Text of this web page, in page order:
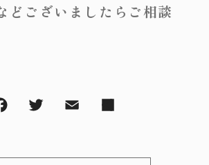
どございましたらご相談